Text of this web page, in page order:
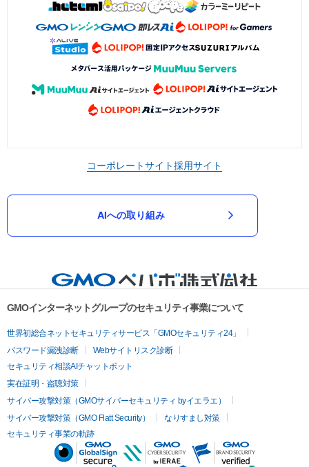
コーポレートサイト採用サイト
AIへの取り組み
GMOインターネットグループのセキュリティ事業について
世界初総合ネットセキュリティサービス「GMOセキュリティ24」
パスワード漏洩診断
Webサイトリスク診断
セキュリティ相談AIチャットボット
実在証明・盗聴対策
サイバー攻撃対策（GMOサイバーセキュリティ byイエラエ）
サイバー攻撃対策（GMO Flatt Security）
なりすまし対策
セキュリティ事業の軌跡